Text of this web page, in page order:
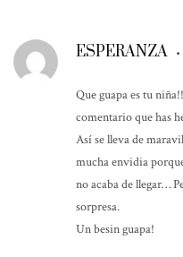
ESPERANZA •
Que guapa es tu
comentario que has
Así se lleva de
mucha envidia
no acaba de llegar…
sorpresa.
Un besin guapa!